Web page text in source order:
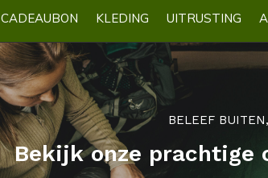
CADEAUBON KLEDING UITRUSTING
BELEEF
Bekijk onze prachtige